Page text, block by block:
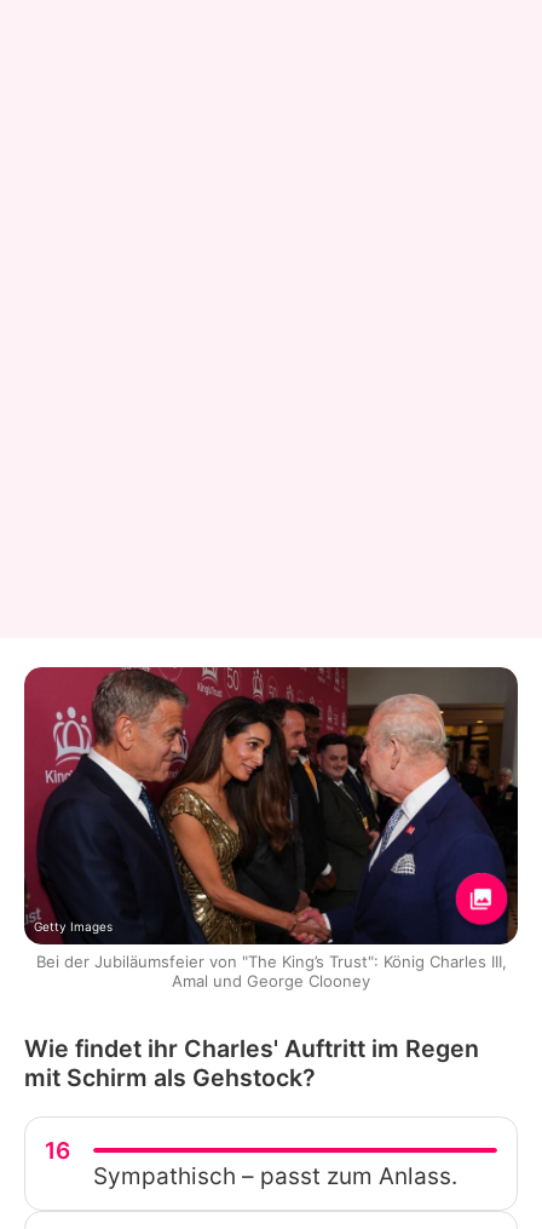
Getty Images
Bei der Jubiläumsfeier von "The King’s Trust": König Charles III,
Amal und George Clooney
Wie findet ihr Charles' Auftritt im Regen
mit Schirm als Gehstock?
16
Sympathisch – passt zum Anlass.